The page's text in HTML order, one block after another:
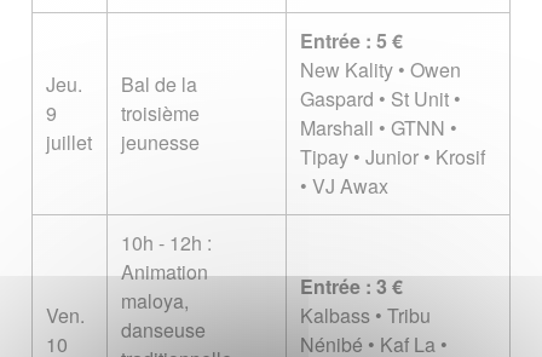
Jeu.
9
juillet
Bal de la
troisième
jeunesse
Entrée : 5 €
New Kality • Owen
Gaspard • St Unit •
Marshall • GTNN •
Tipay • Junior • Krosif
• VJ Awax
Ven.
10
10h - 12h :
Animation
maloya,
danseuse
Entrée : 3 €
Kalbass • Tribu
Nénibé • Kaf La •